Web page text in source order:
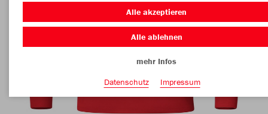
Alle akzeptieren
Alle ablehnen
mehr Infos
Datenschutz
Impressum